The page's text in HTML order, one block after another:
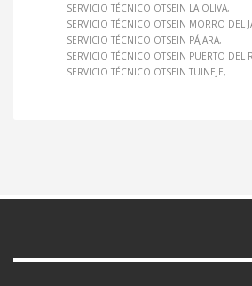
SERVICIO TÉCNICO OTSEIN LA OLIVA
SERVICIO TÉCNICO OTSEIN MORRO DEL
SERVICIO TÉCNICO OTSEIN PÁJARA
SERVICIO TÉCNICO OTSEIN PUERTO DEL
SERVICIO TÉCNICO OTSEIN TUINEJE